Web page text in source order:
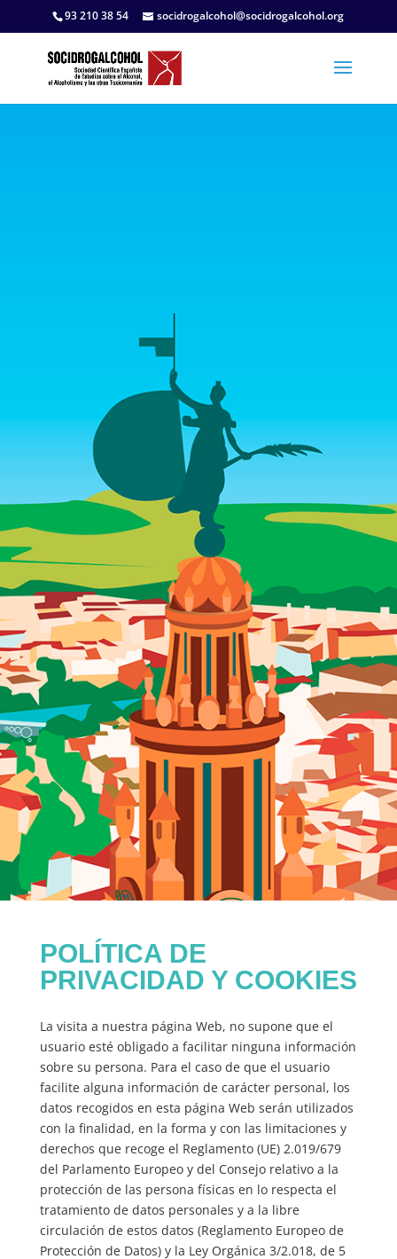
93 210 38 54 socidrogalcohol@socidrogalcohol.org
POLÍTICA DE
PRIVACIDAD Y COOKIES
La visita a nuestra página Web, no supone que el
usuario esté obligado a facilitar ninguna información
sobre su persona. Para el caso de que el usuario
facilite alguna información de carácter personal, los
datos recogidos en esta página Web serán utilizados
con la finalidad, en la forma y con las limitaciones y
derechos que recoge el Reglamento (UE) 2.019/679
del Parlamento Europeo y del Consejo relativo a la
protección de las persona físicas en lo respecta el
tratamiento de datos personales y a la libre
circulación de estos datos (Reglamento Europeo de
Protección de Datos) y la Ley Orgánica 3/2.018, de 5